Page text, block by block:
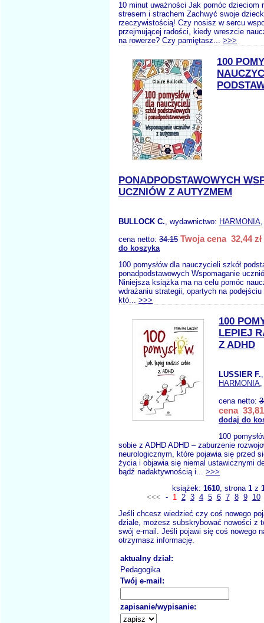
10 minut uważności Jak pomóc dzieciom
stresem i strachem Zachwyć swoje
rzeczywistością! Czy nosisz w sercu
przejmującej radości, kiedy wreszcie
na rowerze? Czy pamiętasz... >>>
100
PONADPODSTAWOWYCH
UCZNIÓW Z AUTYZMEM
BULLOCK C., wydawnictwo: HARMONIA
cena netto: 34.15 Twoja cena 32,44 zł
do koszyka
100 pomysłów dla nauczycieli szkół
ponadpodstawowych Wspomaganie
Niniejsza książka ma na celu pomóc
wdrażaniu strategii, opartych na
któ... >>>
100
LEPIEJ
Z ADHD
LUSSIER F.
HARMONIA,
cena netto:
cena 33,81
dodaj do
100
sobie z ADHD ADHD – zaburzenie
neurologicznym, które pojawia się przed
życia i objawia się niemal ustawicznymi
bądź nadaktywnością i... >>>
książek: 1610, strona 1z
<<< - 1 2 3 4 5 6 7 8 9
10
Jeśli chcesz wiedzieć czy coś nowego
dziale, możesz subskrybować nowości z
swój e-mail. Jeśli pojawi się coś nowego
otrzymasz informację.
aktualny dział:
Pedagogika
Twój e-mail:
zapisanie/wypisanie: